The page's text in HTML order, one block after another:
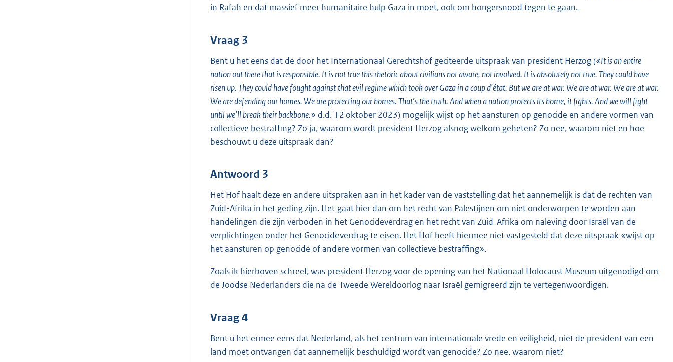
in Rafah en dat massief meer humanitaire hulp Gaza in moet, ook om hongersnood tegen te gaan.
Vraag 3
Bent u het eens dat de door het Internationaal Gerechtshof geciteerde uitspraak van president Herzog («It is an entire
nation out there that is responsible. It is not true this rhetoric about civilians not aware, not involved. It is absolutely not true. They could have
risen up. They could have fought against that evil regime which took over Gaza in a coup d’état. But we are at war. We are at war. We are at war.
We are defending our homes. We are protecting our homes. That’s the truth. And when a nation protects its home, it fights. And we will fight
until we’ll break their backbone.» d.d. 12 oktober 2023) mogelijk wijst op het aansturen op genocide en andere vormen van
collectieve bestraffing? Zo ja, waarom wordt president Herzog alsnog welkom geheten? Zo nee, waarom niet en hoe
beschouwt u deze uitspraak dan?
Antwoord 3
Het Hof haalt deze en andere uitspraken aan in het kader van de vaststelling dat het aannemelijk is dat de rechten van
Zuid-Afrika in het geding zijn. Het gaat hier dan om het recht van Palestijnen om niet onderworpen te worden aan
handelingen die zijn verboden in het Genocideverdrag en het recht van Zuid-Afrika om naleving door Israël van de
verplichtingen onder het Genocideverdrag te eisen. Het Hof heeft hiermee niet vastgesteld dat deze uitspraak «wijst op
het aansturen op genocide of andere vormen van collectieve bestraffing».
Zoals ik hierboven schreef, was president Herzog voor de opening van het Nationaal Holocaust Museum uitgenodigd om
de Joodse Nederlanders die na de Tweede Wereldoorlog naar Israël gemigreerd zijn te vertegenwoordigen.
Vraag 4
Bent u het ermee eens dat Nederland, als het centrum van internationale vrede en veiligheid, niet de president van een
land moet ontvangen dat aannemelijk beschuldigd wordt van genocide? Zo nee, waarom niet?